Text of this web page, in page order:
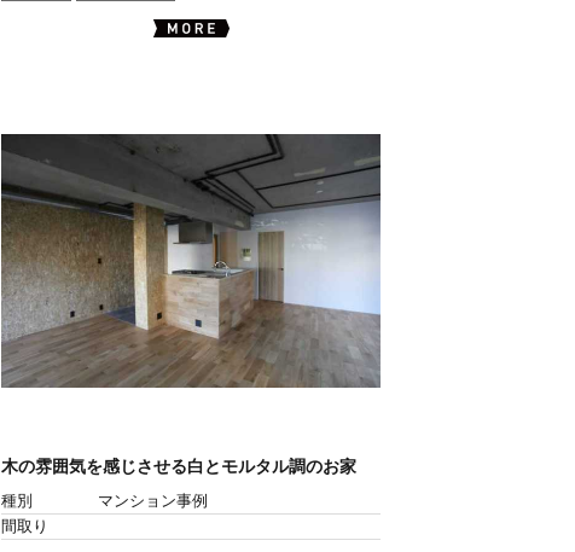
木の雰囲気を感じさせる白とモルタル調のお家
種別
マンション事例
間取り